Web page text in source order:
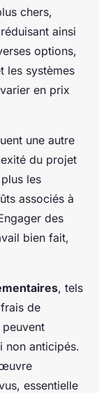
chers,
ainsi
options,
les systèmes
en prix
une autre
du projet
les
associés à
des
bien fait,
, tels
de
non anticipés.
essentielle